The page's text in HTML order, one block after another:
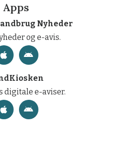
Apps
Nyheder
og e-avis.
digitale e-aviser.